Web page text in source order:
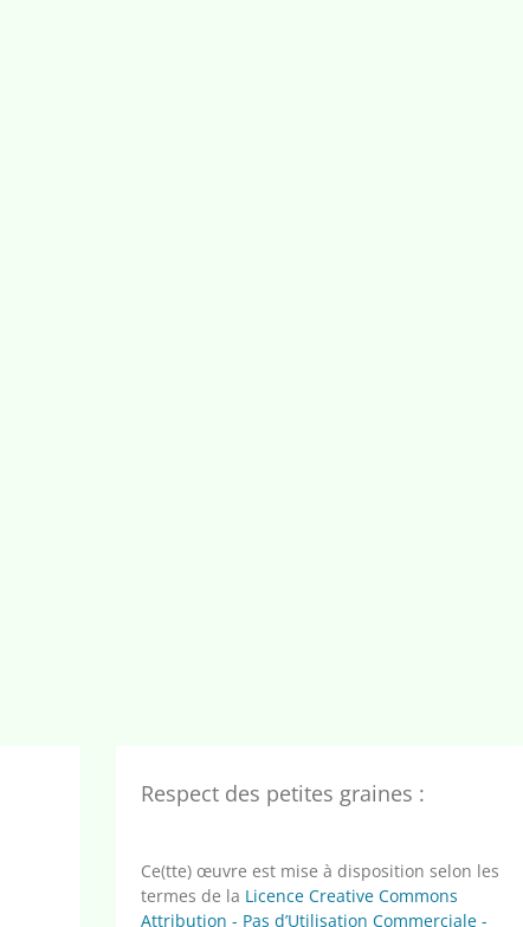
Respect des petites graines :
Ce(tte) œuvre est mise à disposition selon les
termes de la Licence Creative Commons
Attribution - Pas d’Utilisation Commerciale -